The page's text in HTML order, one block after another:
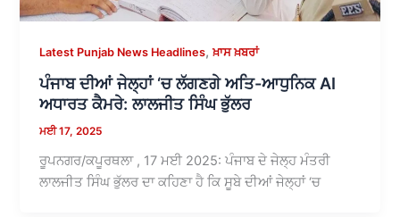
Latest Punjab News Headlines,ਖ਼ਾਸ ਖ਼ਬਰਾਂ
ਪੰਜਾਬ ਦੀਆਂ ਜੇਲ੍ਹਾਂ ‘ਚ ਲੱਗਣਗੇ ਅਤਿ-ਆਧੁਨਿਕ AI
ਅਧਾਰਤ ਕੈਮਰੇ: ਲਾਲਜੀਤ ਸਿੰਘ ਭੁੱਲਰ
ਮਈ 17, 2025
ਰੂਪਨਗਰ/ਕਪੂਰਥਲਾ , 17 ਮਈ 2025: ਪੰਜਾਬ ਦੇ ਜੇਲ੍ਹ ਮੰਤਰੀ
ਲਾਲਜੀਤ ਸਿੰਘ ਭੁੱਲਰ ਦਾ ਕਹਿਣਾ ਹੈ ਕਿ ਸੂਬੇ ਦੀਆਂ ਜੇਲ੍ਹਾਂ ‘ਚ